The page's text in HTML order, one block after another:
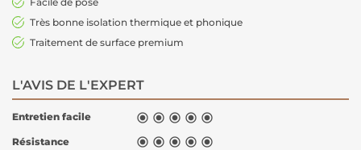
Très bonne isolation thermique et phonique
Traitement de surface premium
L'AVIS DE L'EXPERT
Entretien facile     
Résistance     